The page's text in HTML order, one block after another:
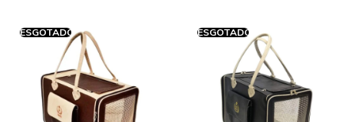
ESGOTADO ESGOTADO